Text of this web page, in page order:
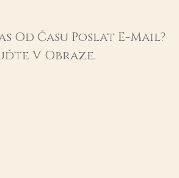
Od Času Poslat E-Mail?
V Obraze.